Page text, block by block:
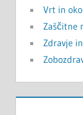
Vrt in
Zaščitne
Zdravje